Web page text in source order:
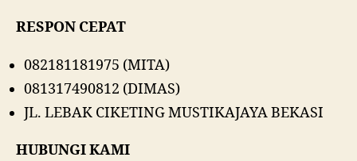
RESPON CEPAT
082181181975 (MITA)
081317490812 (DIMAS)
JL. LEBAK CIKETING MUSTIKAJAYA BEKASI
HUBUNGI KAMI